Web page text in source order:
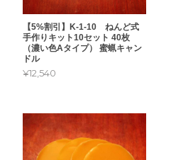
【5%割引】K-1-10 ねんど式
手作りキット10セット 40枚
（濃い色Aタイプ） 蜜蝋キャン
ドル
¥12,540